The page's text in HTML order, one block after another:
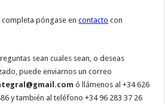
completa póngase encontacto con
sean cuales sean, o deseas
puede enviarnos un correo
ó llámenos al +34 626
y también al teléfono +34 96 283 37 26